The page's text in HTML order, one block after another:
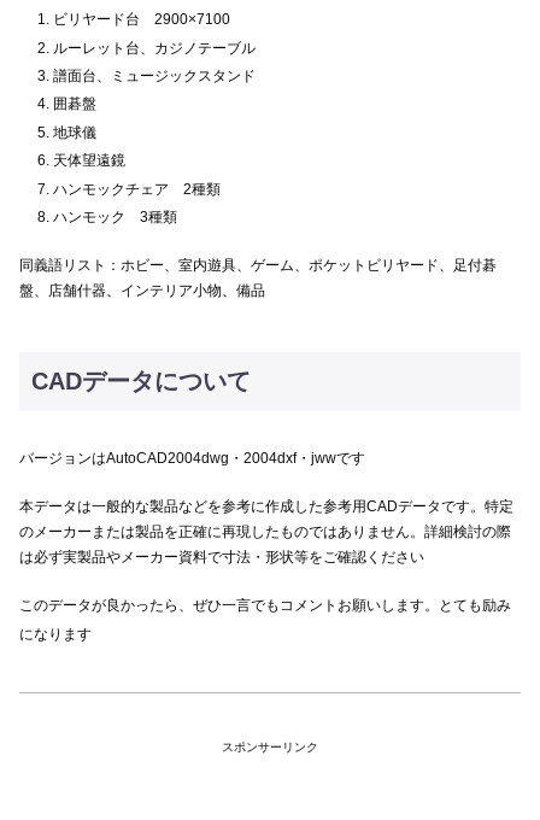
ビリヤード台 2900×7100
ルーレット台、カジノテーブル
譜面台、ミュージックスタンド
囲碁盤
地球儀
天体望遠鏡
ハンモックチェア 2種類
ハンモック 3種類
同義語リスト：ホビー、室内遊具、ゲーム、ポケットビリヤード、足付碁
盤、店舗什器、インテリア小物、備品
CADデータについて
バージョンはAutoCAD2004dwg・2004dxf・jwwです
本データは一般的な製品などを参考に作成した参考用CADデータです。特定
のメーカーまたは製品を正確に再現したものではありません。詳細検討の際
は必ず実製品やメーカー資料で寸法・形状等をご確認ください
このデータが良かったら、ぜひ一言でもコメントお願いします。とても励み
になります
スポンサーリンク